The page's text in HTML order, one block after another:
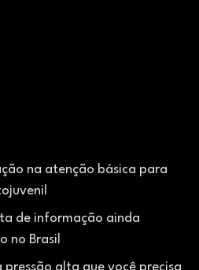
na atenção básica para
de informação ainda
no Brasil